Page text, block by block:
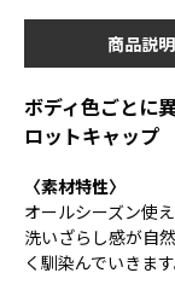
商品説明
ボディ色ごとに
ロットキャップ
〈素材特性〉
オールシーズン使
洗いざらし感が自
く馴染んでいきます